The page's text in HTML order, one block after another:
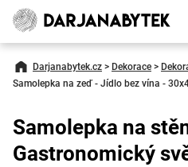
Darjanabytek.cz > Dekorace >
Samolepka na zeď - Jídlo bez vína -
Samolepka na
Gastronomický